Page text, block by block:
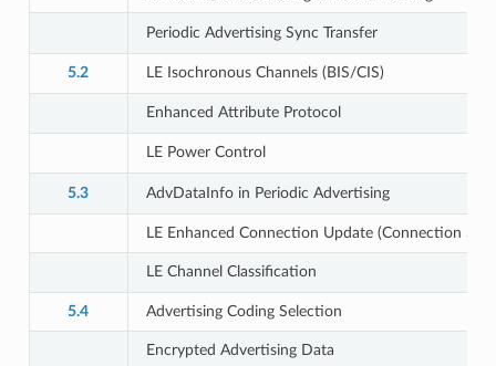
Periodic Advertising Sync Transfer
5.2 LE Isochronous Channels (BIS/CIS)
Enhanced Attribute Protocol
LE Power Control
5.3 AdvDataInfo in Periodic Advertising
LE Enhanced Connection Update (Connection
LE Channel Classification
5.4 Advertising Coding Selection
Encrypted Advertising Data